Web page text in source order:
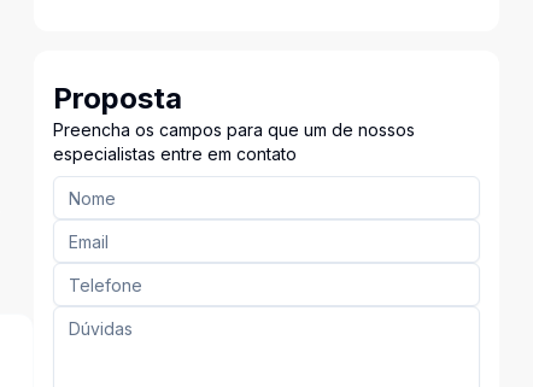
Proposta
Preencha os campos para que um de nossos
especialistas entre em contato